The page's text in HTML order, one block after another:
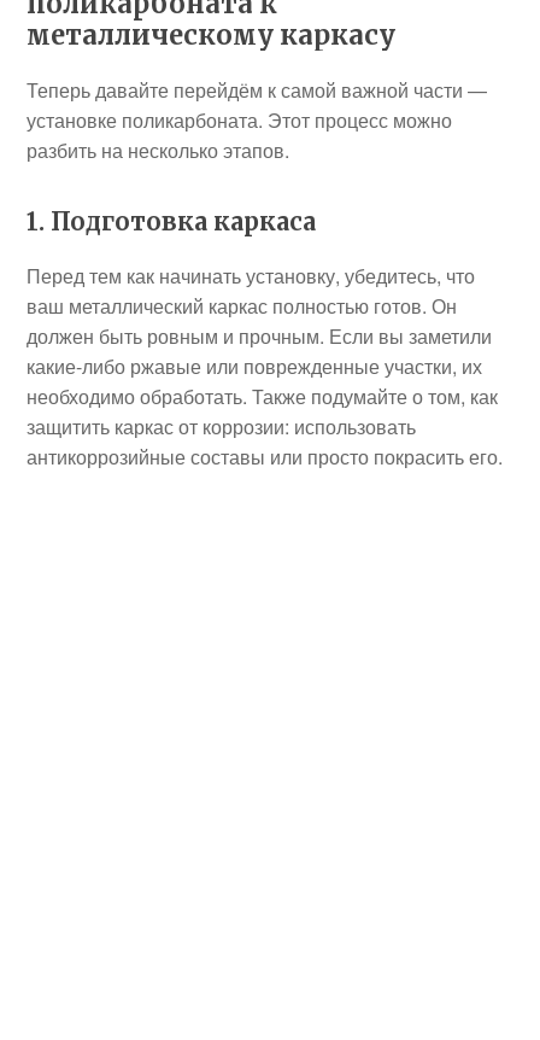
металлическому каркасу
Теперь давайте перейдём к самой важной части —
установке поликарбоната. Этот процесс можно
разбить на несколько этапов.
1. Подготовка каркаса
Перед тем как начинать установку, убедитесь, что
ваш металлический каркас полностью готов. Он
должен быть ровным и прочным. Если вы заметили
какие-либо ржавые или поврежденные участки, их
необходимо обработать. Также подумайте о том, как
защитить каркас от коррозии: использовать
антикоррозийные составы или просто покрасить его.